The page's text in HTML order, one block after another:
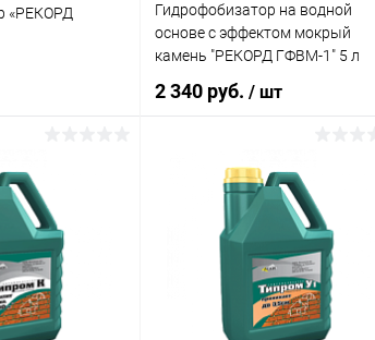
«РЕКОРД
Сравнение
В наличии
Гидрофобизатор на водной
основе с эффектом мокрый
камень "РЕКОРД ГФВМ-1" 5 л
2 340 руб. / шт
В корзину
Купить в 1 клик Сравнение
В избранное В наличии